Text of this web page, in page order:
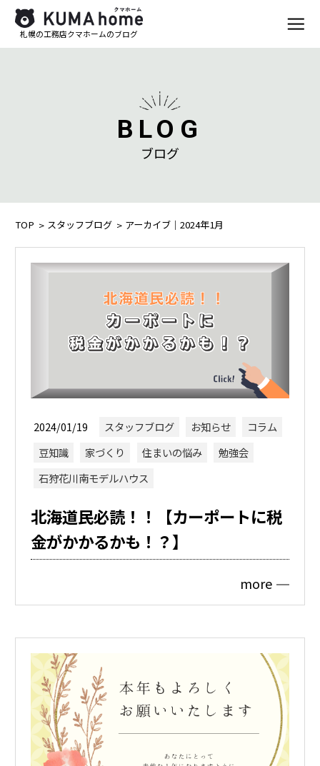
札幌の工務店クマホームのブログ
BLOG
ブログ
TOP スタッフブログ アーカイブ｜2024年1月
2024/01/19 スタッフブログ お知らせ
コラム
豆知識
家づくり 住まいの悩み
勉強会
石狩花川南モデルハウス
北海道民必読！！【カーポートに税
金がかかるかも！？】
more